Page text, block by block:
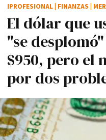
El dólar que
"se
$950, pero el
por dos
IPROFESIONAL FINANZAS